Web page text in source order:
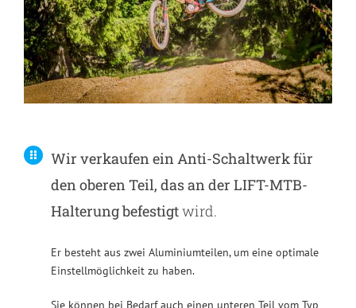
Wir verkaufen ein Anti-Schaltwerk für
den oberen Teil, das an der LIFT-MTB-
Halterung befestigtwird.
Er besteht aus zwei Aluminiumteilen, um eine optimale
Einstellmöglichkeit zu haben.